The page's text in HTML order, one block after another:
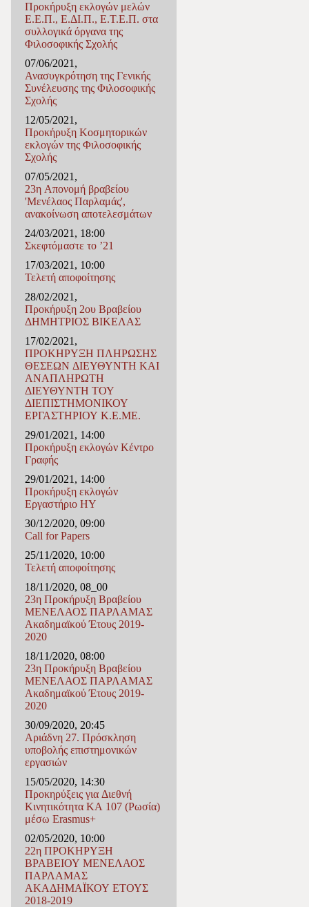
Προκήρυξη εκλογών μελών
Ε.Ε.Π., Ε.ΔΙ.Π., Ε.Τ.Ε.Π. στα
συλλογικά όργανα της
Φιλοσοφικής Σχολής
07/06/2021,
Ανασυγκρότηση της Γενικής
Συνέλευσης της Φιλοσοφικής
Σχολής
12/05/2021,
Προκήρυξη Κοσμητορικών
εκλογών της Φιλοσοφικής
Σχολής
07/05/2021,
23η Απονομή βραβείου
'Μενέλαος Παρλαμάς',
ανακοίνωση αποτελεσμάτων
24/03/2021, 18:00
Σκεφτόμαστε το ’21
17/03/2021, 10:00
Τελετή αποφοίτησης
28/02/2021,
Προκήρυξη 2ου Βραβείου
ΔΗΜΗΤΡΙΟΣ ΒΙΚΕΛΑΣ
17/02/2021,
ΠΡΟΚΗΡΥΞΗ ΠΛΗΡΩΣΗΣ
ΘΕΣΕΩΝ ΔΙΕΥΘΥΝΤΗ ΚΑΙ
ΑΝΑΠΛΗΡΩΤΗ
ΔΙΕΥΘΥΝΤΗ ΤΟΥ
ΔΙΕΠΙΣΤΗΜΟΝΙΚΟΥ
ΕΡΓΑΣΤΗΡΙΟΥ Κ.Ε.ΜΕ.
29/01/2021, 14:00
Προκήρυξη εκλογών Κέντρο
Γραφής
29/01/2021, 14:00
Προκήρυξη εκλογών
Εργαστήριο ΗΥ
30/12/2020, 09:00
Call for Papers
25/11/2020, 10:00
Τελετή αποφοίτησης
18/11/2020, 08_00
23η Προκήρυξη Βραβείου
ΜΕΝΕΛΑΟΣ ΠΑΡΛΑΜΑΣ
Ακαδημαϊκού Έτους 2019-
2020
18/11/2020, 08:00
23η Προκήρυξη Βραβείου
ΜΕΝΕΛΑΟΣ ΠΑΡΛΑΜΑΣ
Ακαδημαϊκού Έτους 2019-
2020
30/09/2020, 20:45
Αριάδνη 27. Πρόσκληση
υποβολής επιστημονικών
εργασιών
15/05/2020, 14:30
Προκηρύξεις για Διεθνή
Κινητικότητα ΚΑ 107 (Ρωσία)
μέσω Erasmus+
02/05/2020, 10:00
22η ΠΡΟΚΗΡΥΞΗ
ΒΡΑΒΕΙΟΥ ΜΕΝΕΛΑΟΣ
ΠΑΡΛΑΜΑΣ
ΑΚΑΔΗΜΑΪΚΟΥ ΕΤΟΥΣ
2018-2019